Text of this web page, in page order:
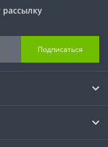
Подписаться